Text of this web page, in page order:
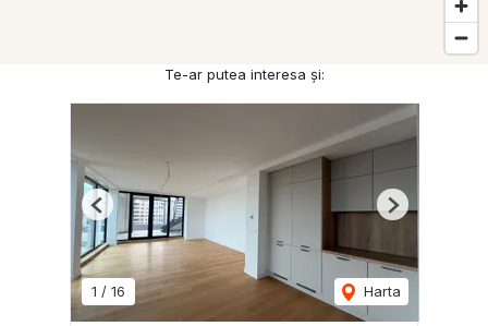
Te-ar putea interesa și:
1 / 16 Harta
Previous Next